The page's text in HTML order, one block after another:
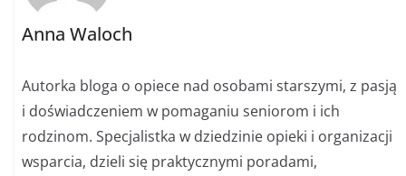
Anna Waloch
Autorka bloga o opiece nad osobami starszymi, z pasją
i doświadczeniem w pomaganiu seniorom i ich
rodzinom. Specjalistka w dziedzinie opieki i organizacji
wsparcia, dzieli się praktycznymi poradami,